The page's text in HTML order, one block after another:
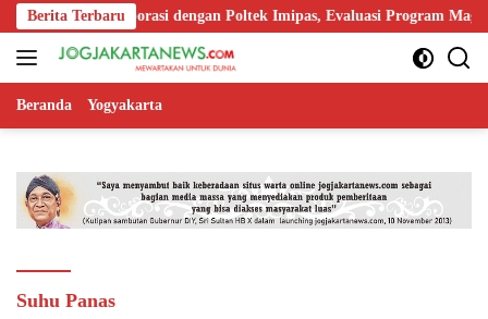
Langsung
ke
konten
Berita Terbaru
Kolaborasi dengan Poltek Imipas, Evaluasi Program Magang
Beranda Yogyakarta
Suhu Panas